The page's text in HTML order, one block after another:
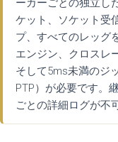
ーカーごとの独立し
ケット、ソケット受
プ、すべてのレッグ
エンジン、クロスレ
そして5ms未満のジ
PTP）が必要です。
ごとの詳細ログが不